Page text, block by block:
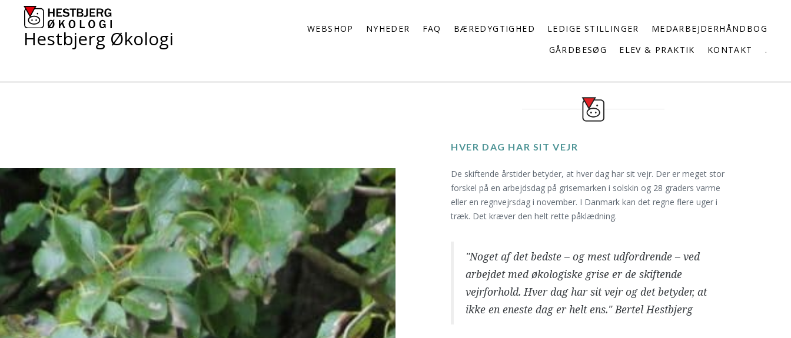
contentHestbjerg Økologi WEBSHOP NYHEDER FAQ BÆREDYGTIGHED LEDIGE STILLINGER
MEDARBEJDERHÅNDBOG
GÅRDBESØG
ELEV & PRAKTIK KONTAKT .
HVER DAG HAR SIT VEJR
De skiftende årstider betyder, at hver dag har sit vejr. Der er meget stor
forskel på en arbejdsdag på grisemarken i solskin og 28 graders varme
eller en regnvejrsdag i november. I Danmark kan det regne flere uger i
træk. Det kræver den helt rette påklædning.
"Noget af det bedste – og mest udfordrende – ved
arbejdet med økologiske grise er de skiftende
vejrforhold. Hver dag har sit vejr og det betyder, at
ikke en eneste dag er helt ens." Bertel Hestbjerg